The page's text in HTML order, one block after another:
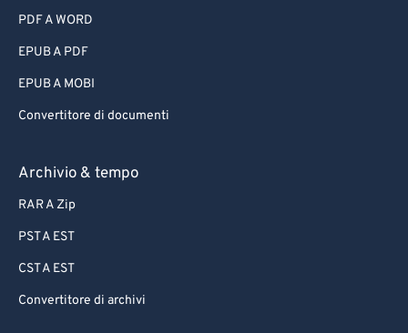
PDF A WORD
EPUB A PDF
EPUB A MOBI
Convertitore di documenti
Archivio & tempo
RAR A Zip
PST A EST
CST A EST
Convertitore di archivi